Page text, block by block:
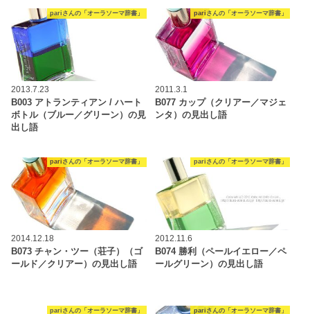
pariさんの「オーラソーマ辞書」
2013.7.23
B003 アトランティアン / ハート
ボトル（ブルー／グリーン）の見
出し語
pariさんの「オーラソーマ辞書」
2011.3.1
B077 カップ（クリアー／マジェ
ンタ）の見出し語
pariさんの「オーラソーマ辞書」
2014.12.18
B073 チャン・ツー（荘子）（ゴ
ールド／クリアー）の見出し語
pariさんの「オーラソーマ辞書」
2012.11.6
B074 勝利（ペールイエロー／ペ
ールグリーン）の見出し語
pariさんの「オーラソーマ辞書」 pariさんの「オーラソーマ辞書」